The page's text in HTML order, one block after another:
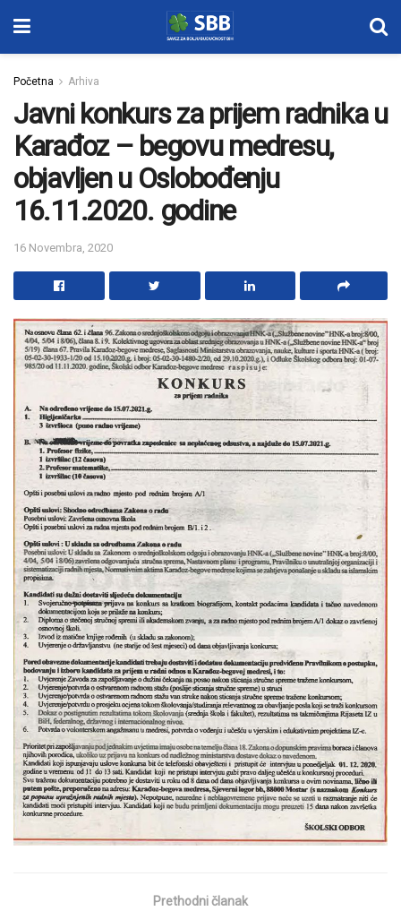
Početna Arhiva
Javni konkurs za prijem radnika u
Karađoz – begovu medresu,
objavljen u Oslobođenju
16.11.2020. godine
16 Novembra, 2020
Prethodni članak